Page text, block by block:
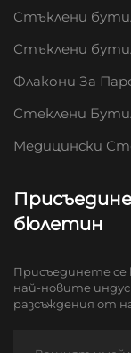
Стъклени
Стъклени
Флакони За
Стеклени
Медицински
бюлетин
Присъединете се
най-новите
разсъждения от